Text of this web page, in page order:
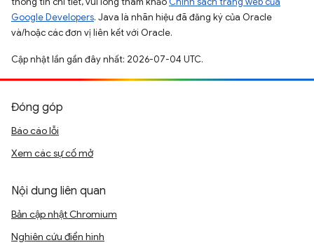
Google Developers. Java là nhãn hiệu đã đăng ký của Oracle
và/hoặc các đơn vị liên kết với Oracle.
Cập nhật lần gần đây nhất: 2026-07-04 UTC.
Đóng góp
Báo cáo lỗi
Xem các sự cố mở
Nội dung liên quan
Bản cập nhật Chromium
Nghiên cứu điển hình